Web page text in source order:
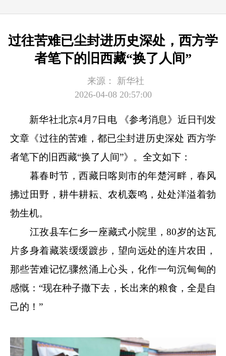
过往苦难已尘封进历史深处，西方学
者笔下的旧西藏“换了人间”
来源：
新华社
2026-04-08 20:57:00
新华社北京4月7日电 《参考消息》近日刊发
文章《过往的苦难，都已尘封进历史深处 西方学
者笔下的旧西藏“换了人间”》。全文如下：
暮春时节，西藏日喀则市的年楚河畔，春风
拂过田野，耕牛耕耘、农机轰鸣，处处洋溢着勃
勃生机。
江孜县车仁乡一座藏式小院里，80岁的达瓦
片多身着藏装缓缓踱步，望向远处的连片农田，
那些苦难记忆骤然涌上心头，化作一句沉甸甸的
感慨：“现在种子撒下去，长出来的粮食，全是自
己的！”